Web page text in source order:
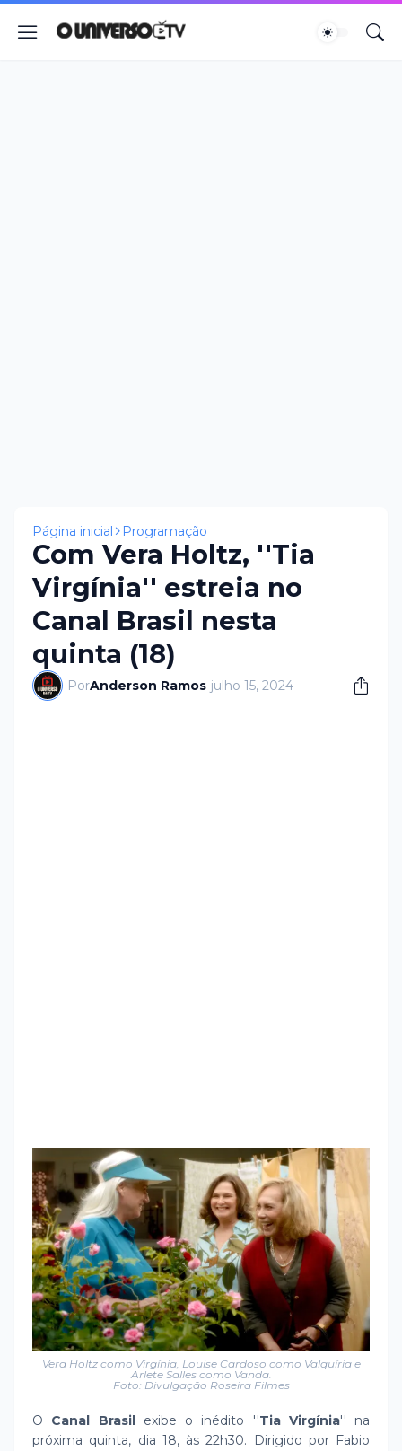
Página inicial Programação
Com Vera Holtz, ''Tia
Virgínia'' estreia no
Canal Brasil nesta
quinta (18)
PorAnderson Ramos-julho 15, 2024
Vera Holtz como Virgínia, Louise Cardoso como Valquíria e
Arlete Salles como Vanda.
Foto: Divulgação Roseira Filmes
O Canal Brasilexibe o inédito ''Tia Virgínia'' na
próxima quinta, dia 18, às 22h30. Dirigido por Fabio